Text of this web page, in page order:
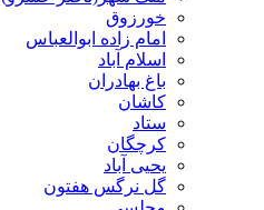
خورزوق
امام زاده ابوالعباس
اسلام آباد
باغ بهادران
کاشان
ستاد
کرچگان
یحیی آباد
گل نرگس هفتون